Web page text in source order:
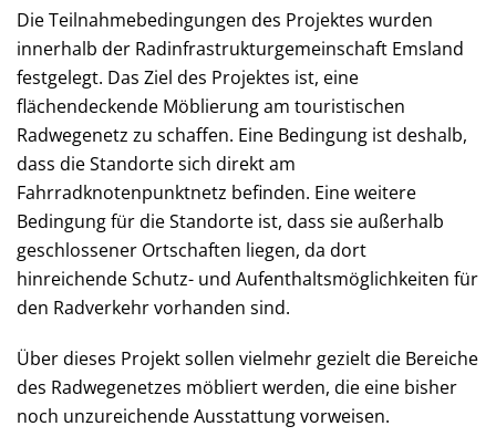
Die Teilnahmebedingungen des Projektes wurden
innerhalb der Radinfrastrukturgemeinschaft Emsland
festgelegt. Das Ziel des Projektes ist, eine
flächendeckende Möblierung am touristischen
Radwegenetz zu schaffen. Eine Bedingung ist deshalb,
dass die Standorte sich direkt am
Fahrradknotenpunktnetz befinden. Eine weitere
Bedingung für die Standorte ist, dass sie außerhalb
geschlossener Ortschaften liegen, da dort
hinreichende Schutz- und Aufenthaltsmöglichkeiten für
den Radverkehr vorhanden sind.
Über dieses Projekt sollen vielmehr gezielt die Bereiche
des Radwegenetzes möbliert werden, die eine bisher
noch unzureichende Ausstattung vorweisen.